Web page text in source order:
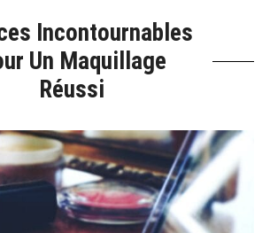
Incontournables
Un Maquillage
Réussi